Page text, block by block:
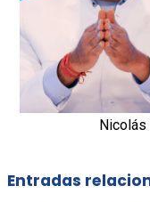
Nicolás
Entradas